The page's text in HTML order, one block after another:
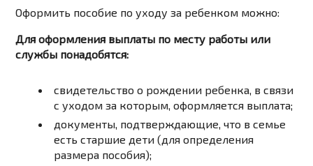
Оформить пособие по уходу за ребенком можно:
Для оформления выплаты по месту работы или
службы понадобятся:
свидетельствоо рождении ребенка, всвязи
суходомза которым,оформляется выплата;
документы, подтверждающие,что всемье
естьстаршие дети(дляопределения
размера пособия);